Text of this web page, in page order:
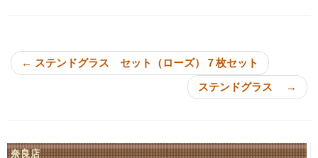
← ステンドグラス セット（ローズ）７枚セット
ステンドグラス
→
奈良店